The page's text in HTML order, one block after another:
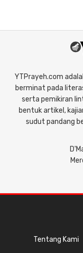
YTPrayeh.com
berminat pada
serta pemikiran
bentuk artikel,
sudut pandang
Tentang Kami